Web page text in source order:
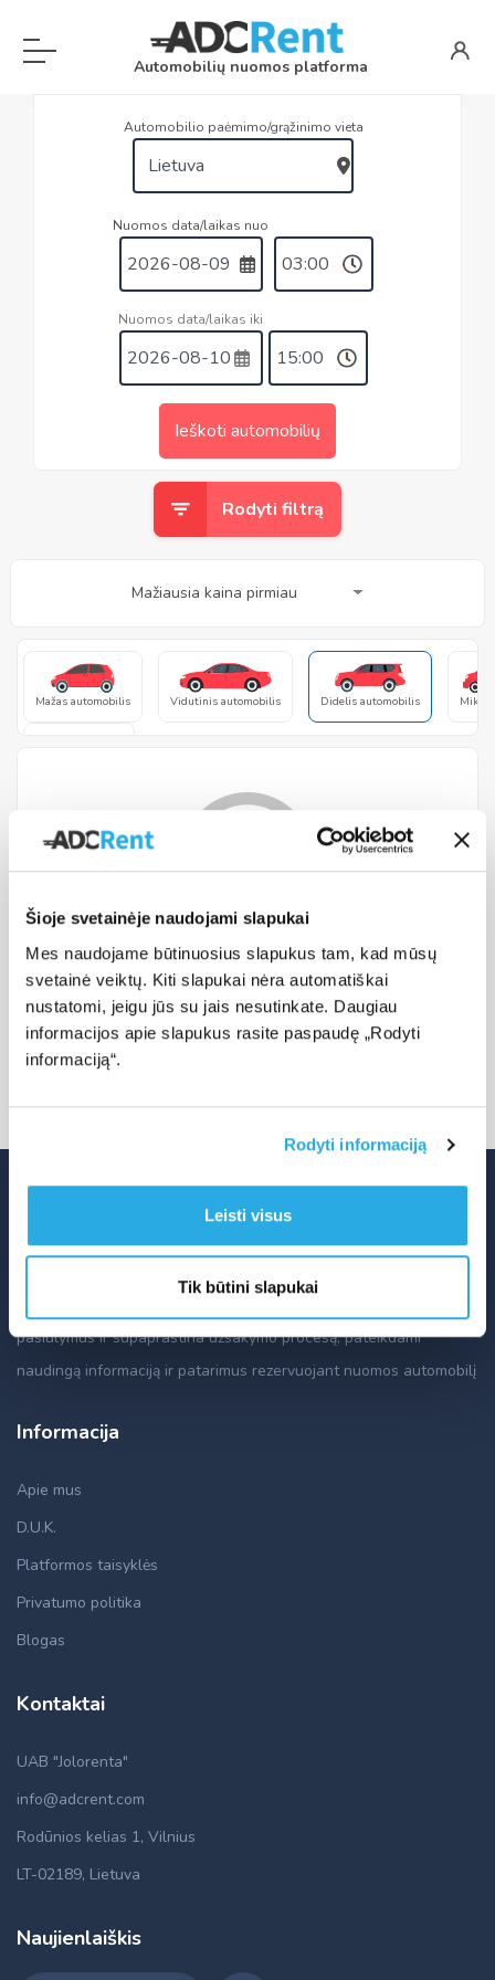
Šioje svetainėje naudojami slapukai
Mes naudojame būtinuosius slapukus tam, kad mūsų
svetainė veiktų. Kiti slapukai nėra automatiškai
nustatomi, jeigu jūs su jais nesutinkate. Daugiau
informacijos apie slapukus rasite paspaudę „Rodyti
informaciją“.
Rodyti informaciją
Leisti visus
Tik būtini slapukai
Automobilių nuomos platforma
Automobilio paėmimo/grąžinimo vieta
Nuomos data/laikas nuo
Nuomos data/laikas iki
Ieškoti automobilių
Rodyti filtrą
Mažiausia kaina pirmiau
Mažas automobilis Vidutinis automobilis Didelis automobilis
Automobilių nerasta.
Pabandykite pakeisti datas, filtro reikšmes ar lokaciją.
ADCRent
ADCRent palygina populiarius ir vietinius automobilių nuomos
pasiūlymus ir supaprastina užsakymo procesą, pateikdami
naudingą informaciją ir patarimus rezervuojant nuomos automobilį
Informacija
Apie mus
D.U.K.
Platformos taisyklės
Privatumo politika
Blogas
Kontaktai
UAB "Jolorenta"
info@adcrent.com
Rodūnios kelias 1, Vilnius
LT-02189, Lietuva
Naujienlaiškis